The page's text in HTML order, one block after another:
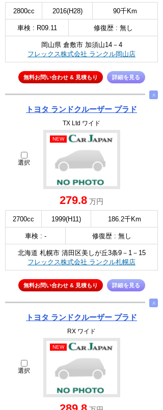
2800cc 2016(H28) 90千Km
車検 : R09.11 修復歴 : 無し
岡山県 倉敷市 加須山14－4
フレックス株式会社 ランクル岡山店
無料お問い合わせ & 見積もり 詳細を見る
∧
トヨタ ランドクルーザー プラド
TX Ltd ワイド
選択
NEW
279.8 万円
2700cc 1999(H11) 186.2千Km
車検 : - 修復歴 : 無し
北海道 札幌市 清田区美しが丘3条9－1－15
フレックス株式会社 ランクル札幌店
無料お問い合わせ & 見積もり 詳細を見る
∧
トヨタ ランドクルーザー プラド
RX ワイド
選択
NEW